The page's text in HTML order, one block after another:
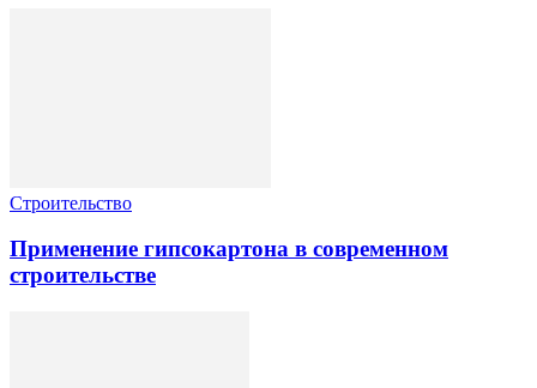
Строительство
Применение гипсокартона в современном
строительстве